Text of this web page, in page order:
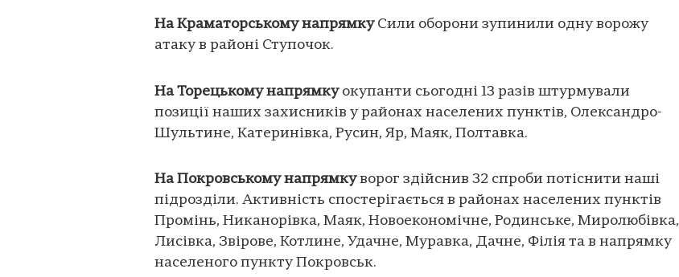
На Краматорському напрямкуСили оборони зупинили одну ворожу
атаку в районі Ступочок.
На Торецькому напрямкуокупанти сьогодні 13 разів штурмували
позиції наших захисників у районах населених пунктів, Олександро-
Шультине, Катеринівка, Русин, Яр, Маяк, Полтавка.
На Покровському напрямкуворог здійснив 32 спроби потіснити наші
підрозділи. Активність спостерігається в районах населених пунктів
Промінь, Никанорівка, Маяк, Новоекономічне, Родинське, Миролюбівка,
Лисівка, Звірове, Котлине, Удачне, Муравка, Дачне, Філія та в напрямку
населеного пункту Покровськ.